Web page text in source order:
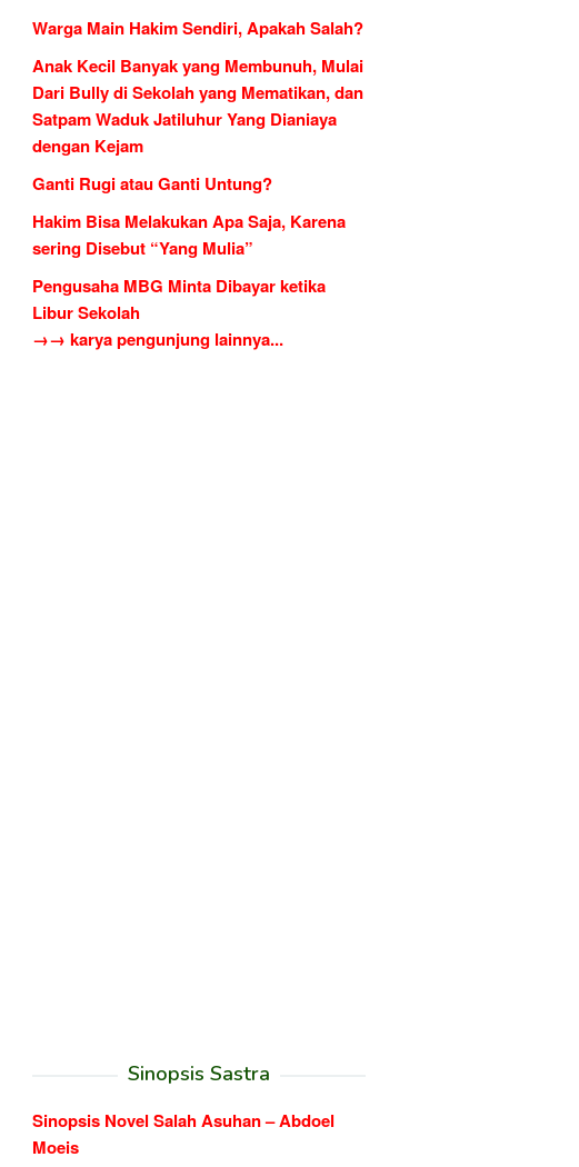
Warga Main Hakim Sendiri, Apakah Salah?
Anak Kecil Banyak yang Membunuh, Mulai
Dari Bully di Sekolah yang Mematikan, dan
Satpam Waduk Jatiluhur Yang Dianiaya
dengan Kejam
Ganti Rugi atau Ganti Untung?
Hakim Bisa Melakukan Apa Saja, Karena
sering Disebut “Yang Mulia”
Pengusaha MBG Minta Dibayar ketika
Libur Sekolah
→→ karya pengunjung lainnya...
Sinopsis Sastra
Sinopsis Novel Salah Asuhan – Abdoel
Moeis